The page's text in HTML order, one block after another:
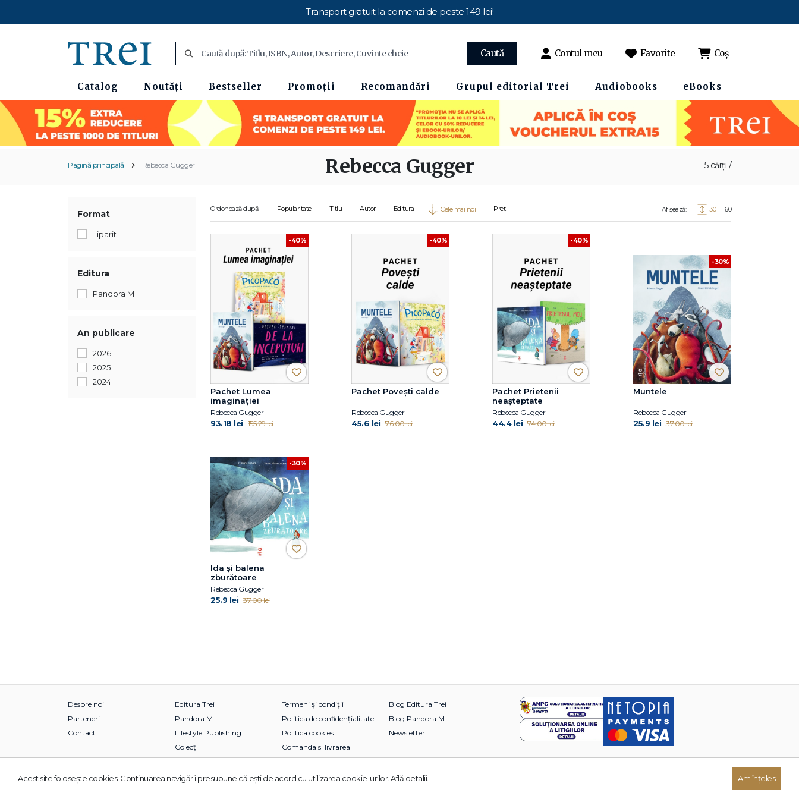
Transport gratuit la comenzi de peste 149 lei!
Caută Contul meu Favorite Coș
Catalog Noutăți Bestseller Promoții Recomandări Grupul editorial Trei Audiobooks eBooks
Pagină principală Rebecca Gugger 5 cărți /
Rebecca Gugger
Format
Tiparit
Editura
Pandora M
An publicare
2026
2025
2024
Ordonează după: Popularitate Titlu Autor Editura Cele mai noi Preț Afișează: 30 60
-40%
Pachet Lumea
imaginației
Rebecca Gugger
93.18 lei 155.29 lei
-40%
Pachet Povești calde
Rebecca Gugger
45.6 lei 76.00 lei
-40%
Pachet Prietenii
neașteptate
Rebecca Gugger
44.4 lei 74.00 lei
-30%
Muntele
Rebecca Gugger
25.9 lei 37.00 lei
-30%
Ida și balena
zburătoare
Rebecca Gugger
25.9 lei 37.00 lei
Despre noi
Parteneri
Contact
Editura Trei
Pandora M
Lifestyle Publishing
Colecții
Termeni și condiții
Politica de confidențialitate
Politica cookies
Comanda si livrarea
Blog Editura Trei
Blog Pandora M
Newsletter
© 2026 Grupul Editorial TREI. Toate drepturile rezervate.
Acest site foloseşte cookies. Continuarea navigării presupune că eşti de acord cu utilizarea cookie-urilor. Află detalii. Am înțeles